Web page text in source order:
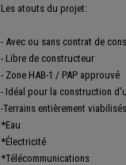
Les atouts du projet:
- Avec ou sans contrat de
- Libre de constructeur
- Zone HAB-1 / PAP approuvé
- Idéal pour la construction
-Terrains entièrement
*Eau
*Électricité
*Télécommunications